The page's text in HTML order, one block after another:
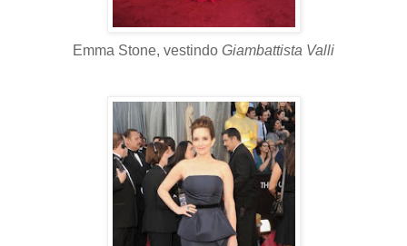
Emma Stone, vestindo Giambattista Valli